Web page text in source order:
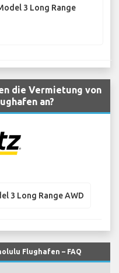
3 Long Range
die Vermietung von
an?
3 Long Range AWD
Flughafen – FAQ